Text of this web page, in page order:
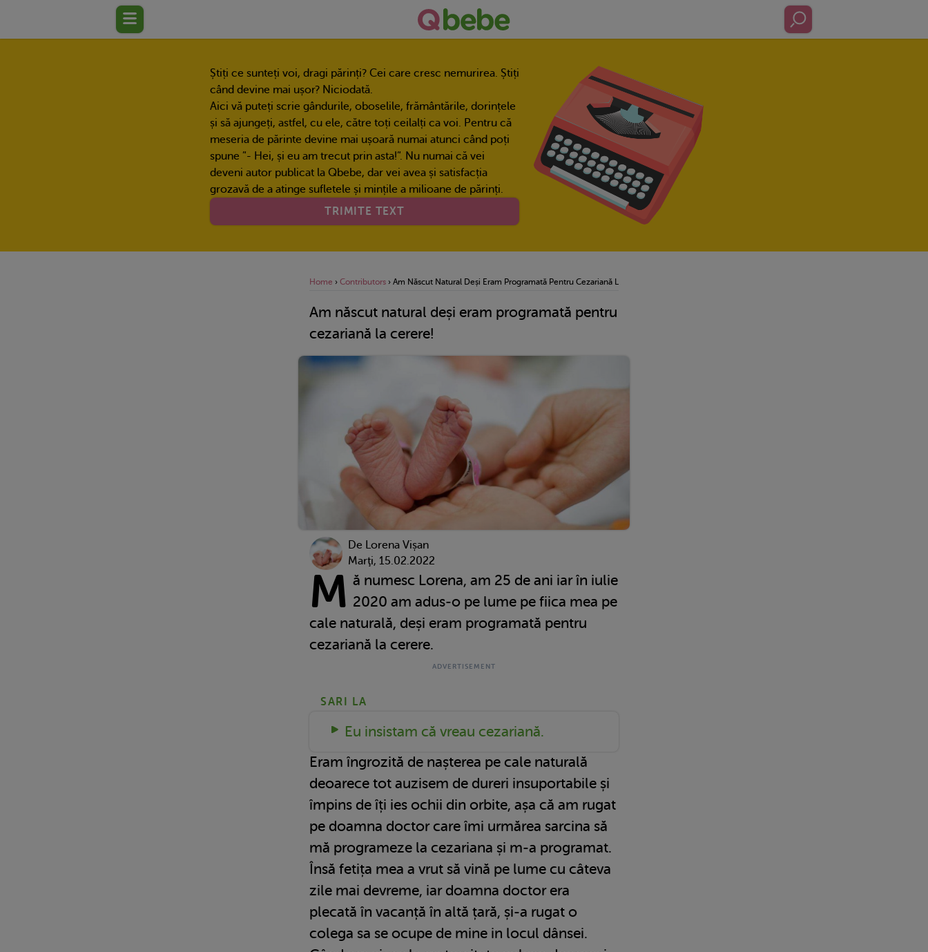
Știți ce sunteți voi, dragi părinți? Cei care cresc nemurirea. Știți
când devine mai ușor? Niciodată.
Aici vă puteți scrie gândurile, oboselile, frământările, dorințele
și să ajungeți, astfel, cu ele, către toți ceilalți ca voi. Pentru că
meseria de părinte devine mai ușoară numai atunci când poți
spune ”- Hei, și eu am trecut prin asta!”. Nu numai că vei
deveni autor publicat la Qbebe, dar vei avea și satisfacția
grozavă de a atinge sufletele și mințile a milioane de părinți.
TRIMITE TEXT
Home › Contributors › Am Născut Natural Deși Eram Programată Pentru Cezariană La Cerere!
Am născut natural deși eram programată pentru
cezariană la cerere!
De Lorena Vișan
Marţi, 15.02.2022
M ă numesc Lorena, am 25 de ani iar în iulie
2020 am adus-o pe lume pe fiica mea pe
cale naturală, deși eram programată pentru
cezariană la cerere.
SARI LA
Eu insistam că vreau cezariană.
Eram îngrozită de nașterea pe cale naturală
deoarece tot auzisem de dureri insuportabile și
împins de îți ies ochii din orbite, așa că am rugat
pe doamna doctor care îmi urmărea sarcina să
mă programeze la cezariana și m-a programat.
Însă fetița mea a vrut să vină pe lume cu câteva
zile mai devreme, iar doamna doctor era
plecată în vacanță în altă țară, și-a rugat o
colega sa se ocupe de mine in locul dânsei.